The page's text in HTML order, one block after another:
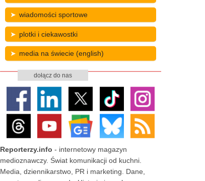
wiadomości sportowe
plotki i ciekawostki
media na świecie (english)
dołącz do nas
Reporterzy.info - internetowy magazyn
medioznawczy. Świat komunikacji od kuchni.
Media, dziennikarstwo, PR i marketing. Dane,